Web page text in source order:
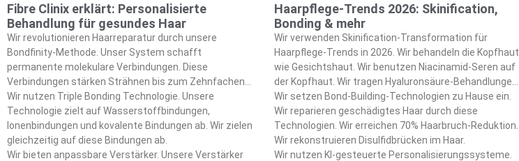
Fibre Clinix erklärt: Personalisierte
Behandlung für gesundes Haar
Wir revolutionieren Haarreparatur durch unsere
Bondfinity-Methode. Unser System schafft
permanente molekulare Verbindungen. Diese
Verbindungen stärken Strähnen bis zum Zehnfachen
ihres ursprünglichen Zustands.
Wir nutzen Triple Bonding Technologie. Unsere
Technologie zielt auf Wasserstoffbindungen,
Ionenbindungen und kovalente Bindungen ab. Wir zielen
gleichzeitig auf diese Bindungen ab.
Wir bieten anpassbare Verstärker. Unsere Verstärker
Haarpflege-Trends 2026: Skinification,
Bonding & mehr
Wir verwenden Skinification-Transformation für
Haarpflege-Trends in 2026. Wir behandeln die Kopfhaut
wie Gesichtshaut. Wir benutzen Niacinamid-Seren auf
der Kopfhaut. Wir tragen Hyaluronsäure-Behandlungen
auf die Kopfhaut auf.
Wir setzen Bond-Building-Technologien zu Hause ein.
Wir reparieren geschädigtes Haar durch diese
Technologien. Wir erreichen 70% Haarbruch-Reduktion.
Wir rekonstruieren Disulfidbrücken im Haar.
Wir nutzen KI-gesteuerte Personalisierungssysteme.